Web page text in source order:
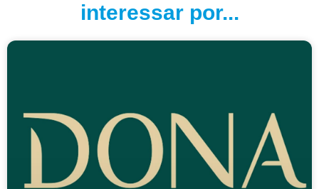
interessar por...